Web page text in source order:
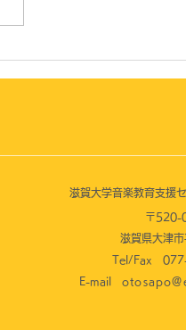
おとさぽファミリーコ
滋賀大学音楽教育支援
〒​520-
滋賀県大津
Tel/Fax
E-mail